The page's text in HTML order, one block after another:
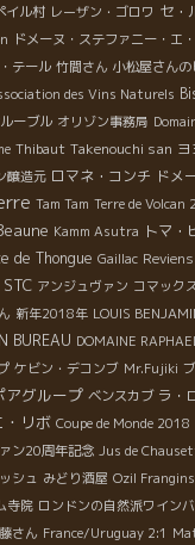
イル村 レーザン・ゴロワ セ・
ドメーヌ・ステファニー・エ
テール 竹間さん 小松屋さんの
des Vins Naturels
ーブル オリゾン事務局
Thibaut Takenouchi san ヨ
醸造元 ロマネ・コンチ ドメ
Tam Tam Terre de Volcan
Kamm Asutra トマ・
de Thongue Gaillac
アンジュヴァン コマック
新年2018年 LOUIS
BUREAU DOMAINE
ケビン・デコンブ Mr.Fujiki
アグループ ベンスカブ ラ・
・リボ Coupe de Monde 2018
ン20周年記念 Jus de
シュ みどり酒屋 Ozil
寺院 ロンドンの自然派ワイン
さん France/Uruguay 2:1